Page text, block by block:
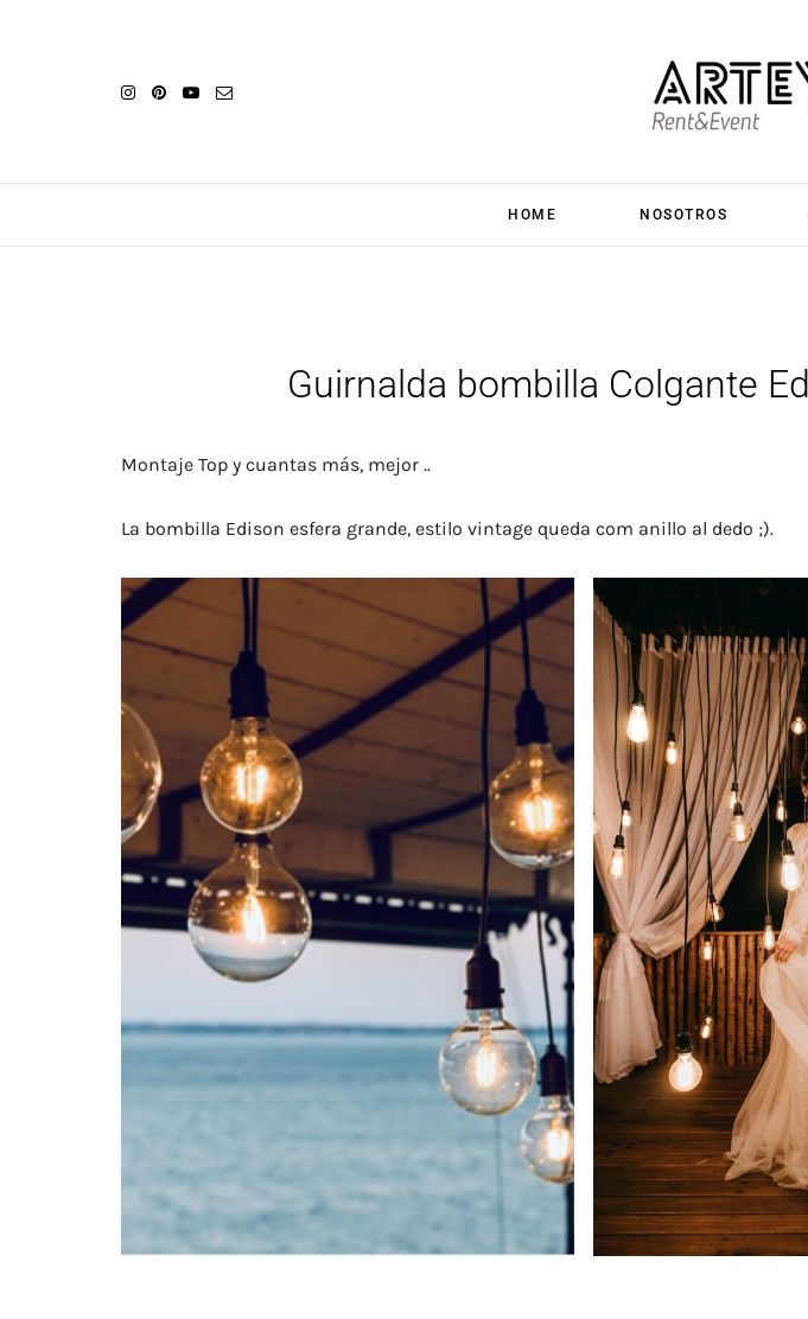
HOME NOSOTROS
Guirnalda bombilla Colgante
Montaje Top y cuantas más, mejor ..
La bombilla Edison esfera grande, estilo vintage queda com anillo al dedo ;).